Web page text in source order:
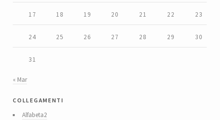
17 18 19 20 21 22 23
24 25 26 27 28 29 30
31
« Mar
collegamenti
Alfabeta2